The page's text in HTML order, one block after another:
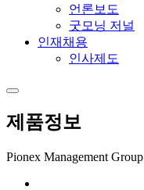
언론보도
굿모닝 저널
인재채용
인사제도
제품정보
Pionex Management Group